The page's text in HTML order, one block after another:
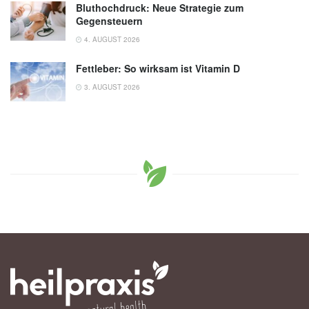
Bluthochdruck: Neue Strategie zum
Gegensteuern
4. AUGUST 2026
Fettleber: So wirksam ist Vitamin D
3. AUGUST 2026